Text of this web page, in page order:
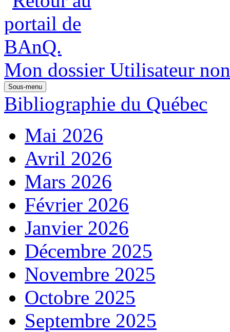
Mon dossier Utilisateur
Sous-menu
Bibliographie du Québec
Mai 2026
Avril 2026
Mars 2026
Février 2026
Janvier 2026
Décembre 2025
Novembre 2025
Octobre 2025
Septembre 2025